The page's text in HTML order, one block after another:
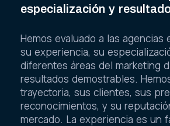
especialización y
Hemos evaluado a las agencias
su experiencia, su
diferentes áreas del marketing
resultados demostrables.
trayectoria, sus clientes, sus
reconocimientos, y su
mercado. La experiencia es un